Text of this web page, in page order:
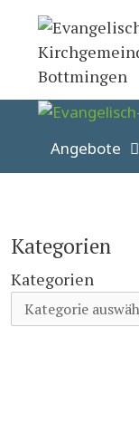
Springe
Inhalt
Angebote
Kategorien
Kategorien